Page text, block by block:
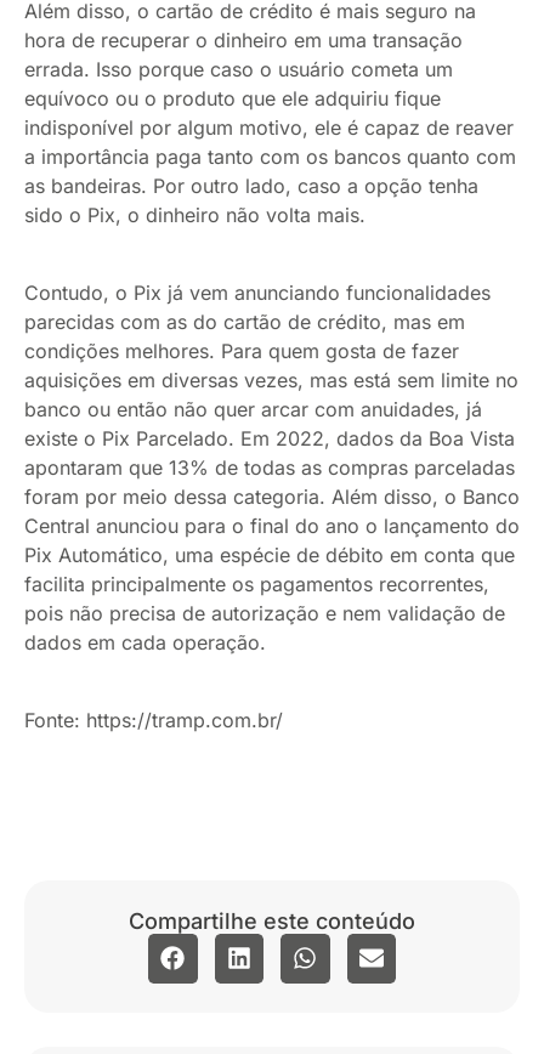
Além disso, o cartão de crédito é mais seguro na
hora de recuperar o dinheiro em uma transação
errada. Isso porque caso o usuário cometa um
equívoco ou o produto que ele adquiriu fique
indisponível por algum motivo, ele é capaz de reaver
a importância paga tanto com os bancos quanto com
as bandeiras. Por outro lado, caso a opção tenha
sido o Pix, o dinheiro não volta mais.
Contudo, o Pix já vem anunciando funcionalidades
parecidas com as do cartão de crédito, mas em
condições melhores. Para quem gosta de fazer
aquisições em diversas vezes, mas está sem limite no
banco ou então não quer arcar com anuidades, já
existe o Pix Parcelado. Em 2022, dados da Boa Vista
apontaram que 13% de todas as compras parceladas
foram por meio dessa categoria. Além disso, o Banco
Central anunciou para o final do ano o lançamento do
Pix Automático, uma espécie de débito em conta que
facilita principalmente os pagamentos recorrentes,
pois não precisa de autorização e nem validação de
dados em cada operação.
Fonte: https://tramp.com.br/
Compartilhe este conteúdo